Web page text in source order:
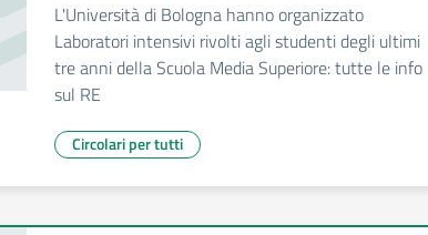
L'Università di Bologna hanno organizzato
Laboratori intensivi rivolti agli studenti degli ultimi
tre anni della Scuola Media Superiore: tutte le info
sul RE
Circolari per tutti